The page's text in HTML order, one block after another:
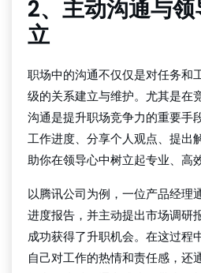
2、主动沟通与
立
职场中的沟通不仅仅是对任务和
级的关系建立与维护。尤其是在
沟通是提升职场竞争力的重要手
工作进度、分享个人观点、提出
助你在领导心中树立起专业、高
以腾讯公司为例，一位产品经理
进度报告，并主动提出市场调研
成功获得了升职机会。在这过程
自己对工作的热情和责任感，还